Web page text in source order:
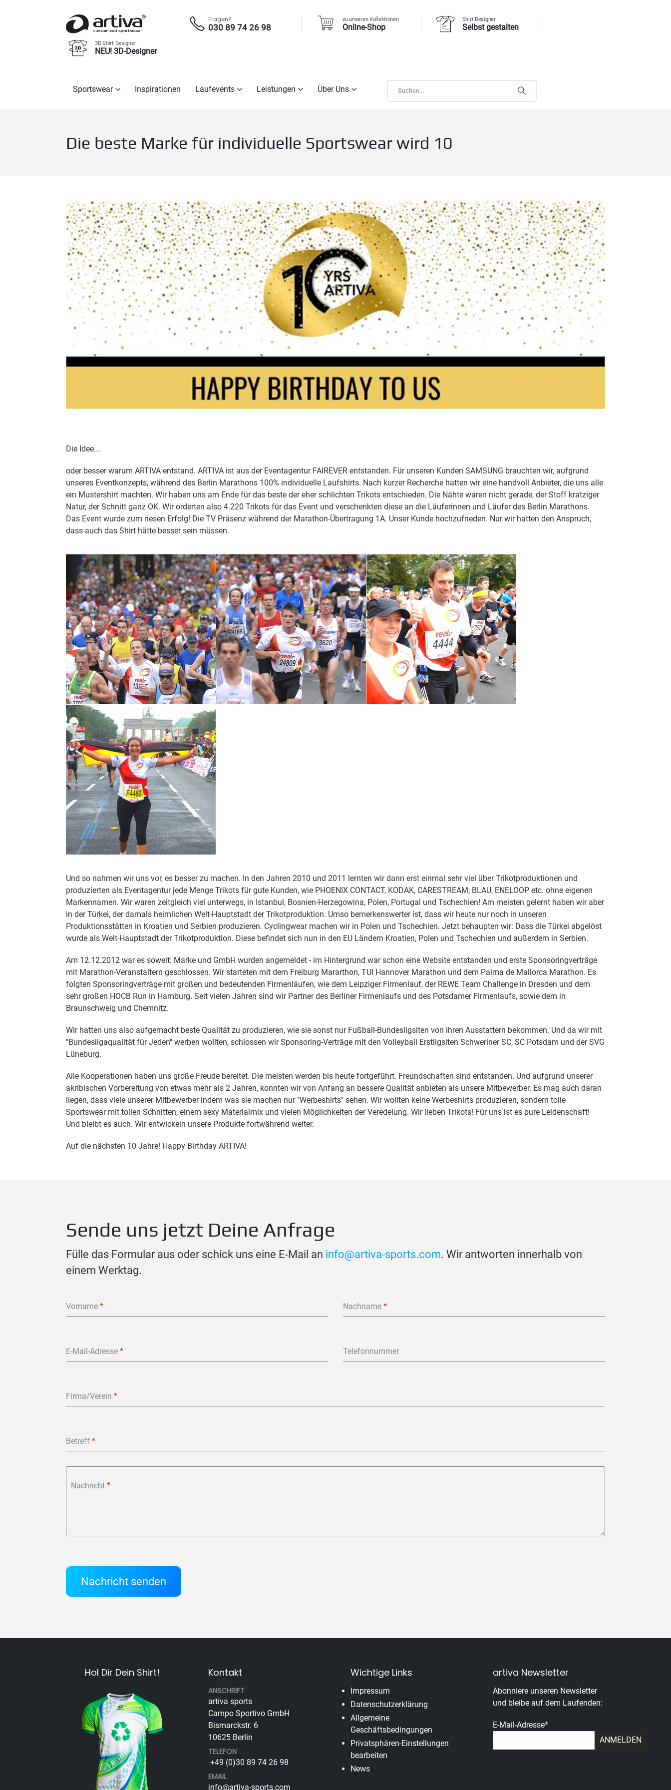
Fragen?
030 89 74 26 98
zu unseren Kollektionen
Online-Shop
Shirt Designer
Selbst gestalten
3D Shirt Designer
NEU! 3D-Designer
Sportswear Inspirationen Laufevents Leistungen Über Uns
Die beste Marke für individuelle Sportswear wird 10
Die Idee....
oder besser warum ARTIVA entstand. ARTIVA ist aus der Eventagentur FAIREVER entstanden. Für unseren Kunden SAMSUNG brauchten wir, aufgrund
unseres Eventkonzepts, während des Berlin Marathons 100% individuelle Laufshirts. Nach kurzer Recherche hatten wir eine handvoll Anbieter, die uns alle
ein Mustershirt machten. Wir haben uns am Ende für das beste der eher schlichten Trikots entschieden. Die Nähte waren nicht gerade, der Stoff kratziger
Natur, der Schnitt ganz OK. Wir orderten also 4.220 Trikots für das Event und verschenkten diese an die Läuferinnen und Läufer des Berlin Marathons.
Das Event wurde zum riesen Erfolg! Die TV Präsenz während der Marathon-Übertragung 1A. Unser Kunde hochzufrieden. Nur wir hatten den Anspruch,
dass auch das Shirt hätte besser sein müssen.
Und so nahmen wir uns vor, es besser zu machen. In den Jahren 2010 und 2011 lernten wir dann erst einmal sehr viel über Trikotproduktionen und
produzierten als Eventagentur jede Menge Trikots für gute Kunden, wie PHOENIX CONTACT, KODAK, CARESTREAM, BLAU, ENELOOP etc. ohne eigenen
Markennamen. Wir waren zeitgleich viel unterwegs, in Istanbul, Bosnien-Herzegowina, Polen, Portugal und Tschechien! Am meisten gelernt haben wir aber
in der Türkei, der damals heimlichen Welt-Hauptstadt der Trikotproduktion. Umso bemerkenswerter ist, dass wir heute nur noch in unseren
Produktionsstätten in Kroatien und Serbien produzieren. Cyclingwear machen wir in Polen und Tschechien. Jetzt behaupten wir: Dass die Türkei abgelöst
wurde als Welt-Hauptstadt der Trikotproduktion. Diese befindet sich nun in den EU Ländern Kroatien, Polen und Tschechien und außerdem in Serbien.
Am 12.12.2012 war es soweit: Marke und GmbH wurden angemeldet - im Hintergrund war schon eine Website entstanden und erste Sponsoringverträge
mit Marathon-Veranstaltern geschlossen. Wir starteten mit dem Freiburg Mararthon, TUI Hannover Marathon und dem Palma de Mallorca Marathon. Es
folgten Sponsoringverträge mit großen und bedeutenden Firmenläufen, wie dem Leipziger Firmenlauf, der REWE Team Challenge in Dresden und dem
sehr großen HOCB Run in Hamburg. Seit vielen Jahren sind wir Partner des Berliner Firmenlaufs und des Potsdamer Firmenlaufs, sowie dem in
Braunschweig und Chemnitz.
Wir hatten uns also aufgemacht beste Qualität zu produzieren, wie sie sonst nur Fußball-Bundesligsiten von ihren Ausstattern bekommen. Und da wir mit
"Bundesligaqualität für Jeden" werben wollten, schlossen wir Sponsoring-Verträge mit den Volleyball Erstligsiten Schweriner SC, SC Potsdam und der SVG
Lüneburg.
Alle Kooperationen haben uns große Freude bereitet. Die meisten werden bis heute fortgeführt. Freundschaften sind entstanden. Und aufgrund unserer
akribischen Vorbereitung von etwas mehr als 2 Jahren, konnten wir von Anfang an bessere Qualität anbieten als unsere Mitbewerber. Es mag auch daran
liegen, dass viele unserer Mitbewerber indem was sie machen nur "Werbeshirts" sehen. Wir wollten keine Werbeshirts produzieren, sondern tolle
Sportswear mit tollen Schnitten, einem sexy Materialmix und vielen Möglichkeiten der Veredelung. Wir lieben Trikots! Für uns ist es pure Leidenschaft!
Und bleibt es auch. Wir entwickeln unsere Produkte fortwährend weiter.
Auf die nächsten 10 Jahre! Happy Birthday ARTIVA!
Sende uns jetzt Deine Anfrage
Fülle das Formular aus oder schick uns eine E-Mail an info@artiva-sports.com. Wir antworten innerhalb von
einem Werktag.
Vorname * Nachname *
E-Mail-Adresse * Telefonnummer
Firma/Verein *
Betreff *
Nachricht *
Nachricht senden
Hol Dir Dein Shirt! Kontakt
ANSCHRIFT
artiva sports
Campo Sportivo GmbH
Bismarckstr. 6
10625 Berlin
TELEFON
+49 (0)30 89 74 26 98
EMAIL
info@artiva-sports.com
Wichtige Links
Impressum
Datenschutzerklärung
Allgemeine
Geschäftsbedingungen
Privatsphären-Einstellungen
bearbeiten
News
artiva Newsletter
Abonniere unseren Newsletter
und bleibe auf dem Laufenden:
E-Mail-Adresse*